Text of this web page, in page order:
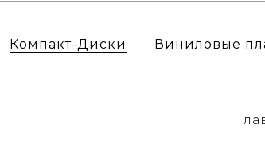
Компакт-Диски Виниловые